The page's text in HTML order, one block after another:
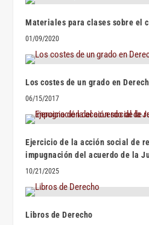
Materiales para clases sobre el
01/09/2020
Los costes de un grado en
06/15/2017
Ejercicio de la acción social de
impugnación del acuerdo de la
10/21/2025
Libros de Derecho